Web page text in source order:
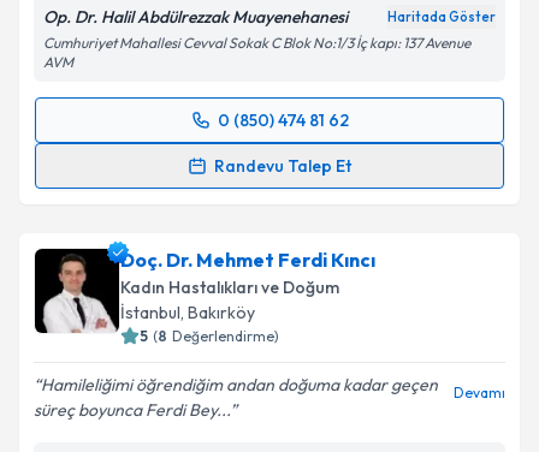
Op. Dr. Halil Abdülrezzak Muayenehanesi Haritada Göster
Cumhuriyet Mahallesi Cevval Sokak C Blok No:1/3 İç kapı: 137 Avenue
AVM
0 (850) 474 81 62
Randevu Talep Et
Randevu Takvimi Talebi
takvim hazırlandığında e-posta ile bilgilendireceğiz.
E-posta Adresiniz
Kişisel verilerimin işlenmesine ilişkin
Doç. Dr. Mehmet Ferdi Kıncı
Kadın Hastalıkları ve Doğum
İstanbul, Bakırköy
5 (8 Değerlendirme)
Hamileliğimi öğrendiğim andan doğuma kadar geçen
süreç boyunca Ferdi Bey...
Devamı